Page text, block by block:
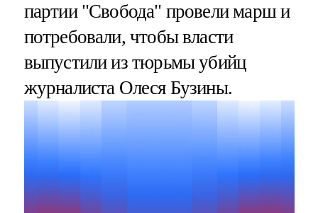
партии "Свобода" провели марш и
потребовали, чтобы власти
выпустили из тюрьмы убийц
журналиста Олеся Бузины.